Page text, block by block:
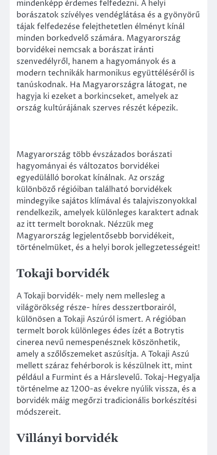
mindenképp érdemes felfedezni. A helyi
borászatok szívélyes vendéglátása és a gyönyörű
tájak felfedezése felejthetetlen élményt kínál
minden borkedvelő számára. Magyarország
borvidékei nemcsak a borászat iránti
szenvedélyről, hanem a hagyományok és a
modern technikák harmonikus együttéléséről is
tanúskodnak. Ha Magyarországra látogat, ne
hagyja ki ezeket a borkincseket, amelyek az
ország kultúrájának szerves részét képezik.
Magyarország több évszázados borászati
hagyományai és változatos borvidékei
egyedülálló borokat kínálnak. Az ország
különböző régióiban található borvidékek
mindegyike sajátos klímával és talajviszonyokkal
rendelkezik, amelyek különleges karaktert adnak
az itt termelt boroknak. Nézzük meg
Magyarország legjelentősebb borvidékeit,
történelmüket, és a helyi borok jellegzetességeit!
Tokaji borvidék
A Tokaji borvidék- mely nem mellesleg a
világörökség része- híres desszertborairól,
különösen a Tokaji Aszúról ismert. A régióban
termelt borok különleges édes ízét a Botrytis
cinerea nevű nemespenésznek köszönhetik,
amely a szőlőszemeket aszúsítja. A Tokaji Aszú
mellett száraz fehérborok is készülnek itt, mint
például a Furmint és a Hárslevelű. Tokaj-Hegyalja
történelme az 1200-as évekre nyúlik vissza, és a
borvidék máig megőrzi tradicionális borkészítési
módszereit.
Villányi borvidék